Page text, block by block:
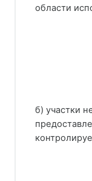
области
б) участки